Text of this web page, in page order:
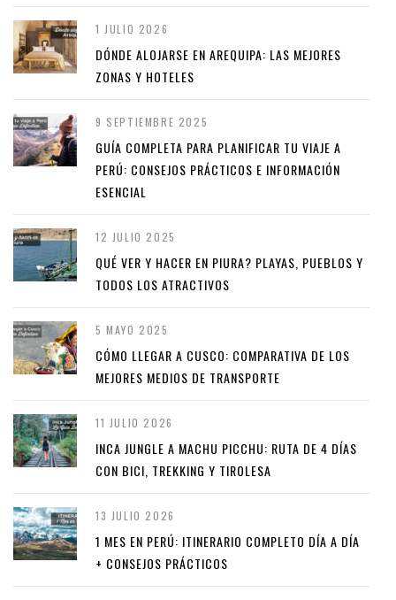
1 JULIO 2026
DÓNDE ALOJARSE EN AREQUIPA: LAS MEJORES
ZONAS Y HOTELES
9 SEPTIEMBRE 2025
GUÍA COMPLETA PARA PLANIFICAR TU VIAJE A
PERÚ: CONSEJOS PRÁCTICOS E INFORMACIÓN
ESENCIAL
12 JULIO 2025
QUÉ VER Y HACER EN PIURA? PLAYAS, PUEBLOS Y
TODOS LOS ATRACTIVOS
5 MAYO 2025
CÓMO LLEGAR A CUSCO: COMPARATIVA DE LOS
MEJORES MEDIOS DE TRANSPORTE
11 JULIO 2026
INCA JUNGLE A MACHU PICCHU: RUTA DE 4 DÍAS
CON BICI, TREKKING Y TIROLESA
13 JULIO 2026
1 MES EN PERÚ: ITINERARIO COMPLETO DÍA A DÍA
+ CONSEJOS PRÁCTICOS